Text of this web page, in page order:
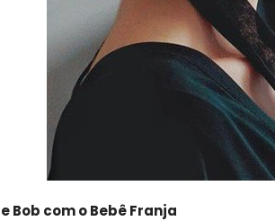
Bob com o Bebê Franja